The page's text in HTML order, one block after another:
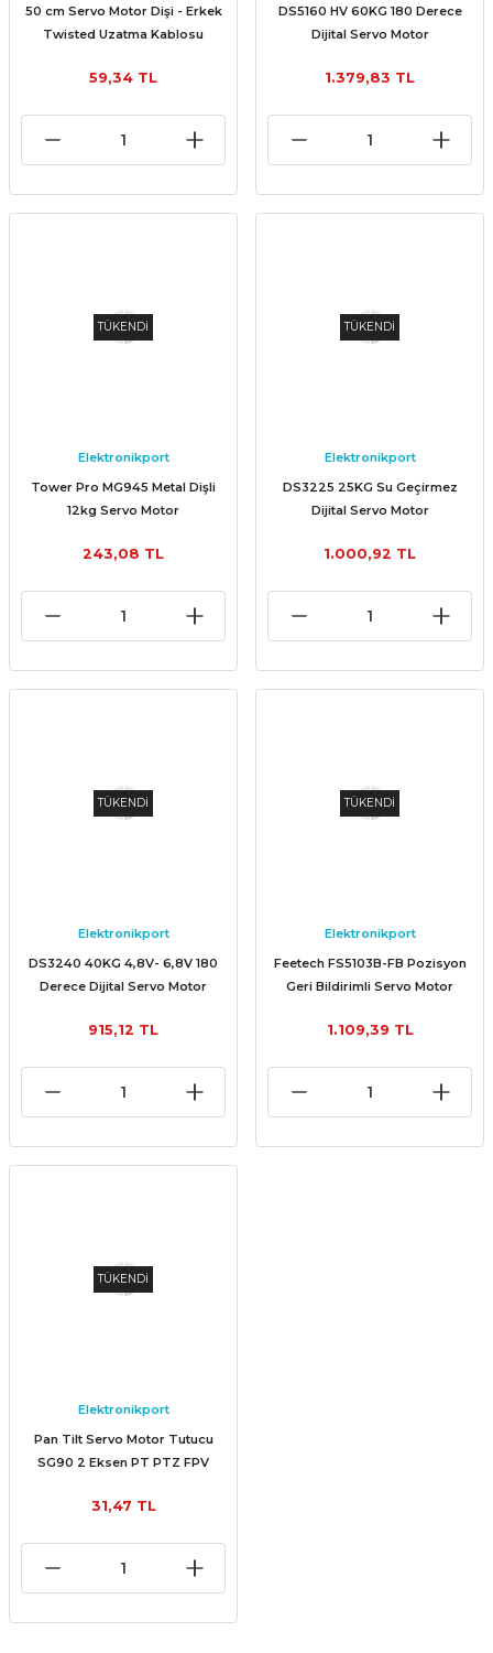
50 cm Servo Motor Dişi - Erkek
Twisted Uzatma Kablosu
59,34 TL
DS5160 HV 60KG 180 Derece
Dijital Servo Motor
1.379,83 TL
TÜKENDİ
Elektronikport
Tower Pro MG945 Metal Dişli
12kg Servo Motor
243,08 TL
TÜKENDİ
Elektronikport
DS3225 25KG Su Geçirmez
Dijital Servo Motor
1.000,92 TL
TÜKENDİ
Elektronikport
DS3240 40KG 4,8V- 6,8V 180
Derece Dijital Servo Motor
915,12 TL
TÜKENDİ
Elektronikport
Feetech FS5103B-FB Pozisyon
Geri Bildirimli Servo Motor
1.109,39 TL
TÜKENDİ
Elektronikport
Pan Tilt Servo Motor Tutucu
SG90 2 Eksen PT PTZ FPV
31,47 TL